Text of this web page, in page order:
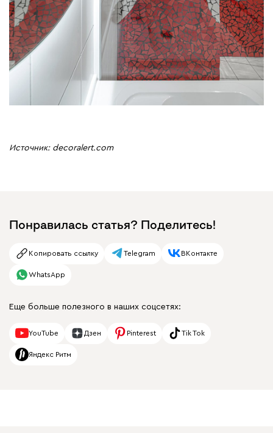
Источник: decoralert.com
Понравилась статья? Поделитесь!
Копировать ссылку Telegram ВКонтакте
WhatsApp
Еще больше полезного в наших соцсетях:
YouTube Дзен Pinterest Tik Tok
Яндекс Ритм